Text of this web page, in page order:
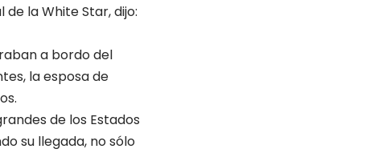
la White Star, dijo:
a bordo del
la esposa de
de los Estados
su llegada, no sólo